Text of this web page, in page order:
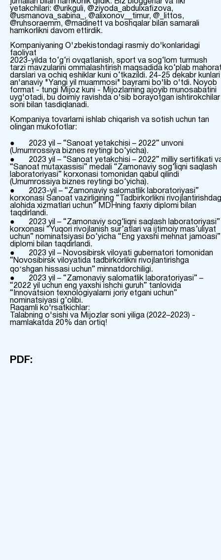
jurnallari bilan hamkorlik qildik. Biz bloggerlar va fikr
yetakchilari: @urikguli, @ziyoda_abdulxafizova,
@usmanova_sabina_, @alixonov__timur, @_littos,
@ruhsoraemm, @madinett va boshqalar bilan samarali
hamkorlikni davom ettirdik.
Kompaniyaning O'zbekistondagi rasmiy do'konlaridagi
faoliyat
2023-yilda to‘g‘ri ovqatlanish, sport va sog‘lom turmush
tarzi mavzularini ommalashtirish maqsadida ko‘plab
darslari va ochiq eshiklar kuni o‘tkazildi. 24-25 dekabr kunlari
an'anaviy "Yangi yil muammosi" bayrami bo'lib o'tdi. Noyob
format - tungi Mijoz kuni - Mijozlarning ajoyib munosabatini
uyg'otadi, bu doimiy ravishda o'sib borayotgan ishtirokchilar
soni bilan tasdiqlanadi.
Kompaniya tovarlarni ishlab chiqarish va sotish uchun tan
olingan mukofotlar:
● 2023 yil – “Sanoat yetakchisi – 2022” unvoni
(Umumrossiya biznes reytingi bo‘yicha).
● 2023 yil – “Sanoat yetakchisi – 2022” milliy sertifikati
“Sanoat mutaxassisi” medali “Zamonaviy sog‘liqni saqlash
laboratoriyasi” korxonasi tomonidan qabul qilindi
(Umumrossiya biznes reytingi bo‘yicha).
● 2023-yil – “Zamonaviy salomatlik laboratoriyasi”
korxonasi Sanoat vazirligining “Tadbirkorlikni
alohida xizmatlari uchun” MDHning faxriy diplomi bilan
taqdirlandi.
● 2023 yil – “Zamonaviy sog‘liqni saqlash laboratoriyasi”
korxonasi “Yuqori rivojlanish sur’atlari va ijtimoiy mas’uliyat
uchun” nominatsiyasi bo‘yicha “Eng yaxshi mehnat jamoasi”
diplomi bilan taqdirlandi.
● 2023 yil – Novosibirsk viloyati gubernatori tomonidan
“Novosibirsk viloyatida tadbirkorlikni rivojlantirishga
qoʻshgan hissasi uchun” minnatdorchiligi.
● 2023 yil – “Zamonaviy salomatlik laboratoriyasi” –
“2022 yil uchun eng yaxshi ishchi guruh” tanlovida
“Innovatsion texnologiyalarni joriy etgani uchun”
nominatsiyasi g‘olibi.
Raqamli ko'rsatkichlar:
Talabning o'sishi va Mijozlar soni yiliga (2022–2023) -
mamlakatda 20% dan ortiq!
PDF: